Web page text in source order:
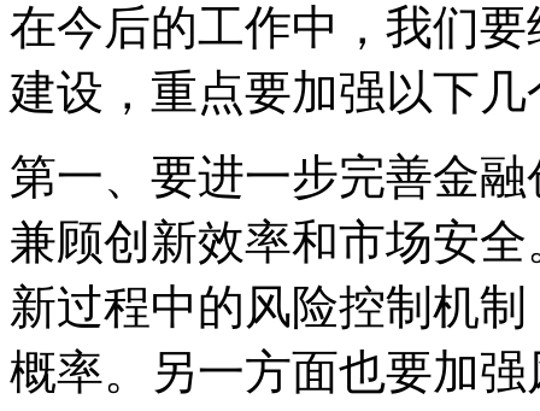
在今后的工作中，我们
建设，重点要加强以下
第一、要进一步完善金
兼顾创新效率和市场安
新过程中的风险控制机
概率。另一方面也要加